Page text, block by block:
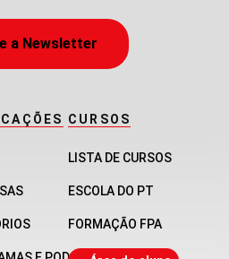
a Newsletter
CURSOS
LISTA DE CURSOS
ESCOLA DO PT
FORMAÇÃO FPA